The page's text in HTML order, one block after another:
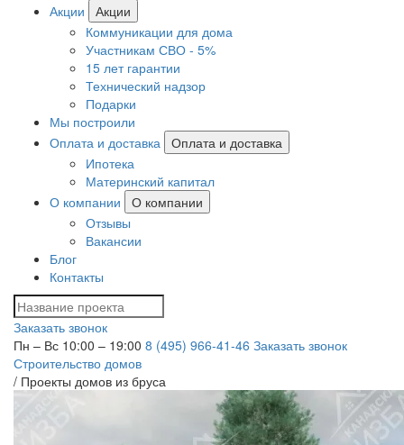
Акции
Акции
Коммуникации для дома
Участникам СВО - 5%
15 лет гарантии
Технический надзор
Подарки
Мы построили
Оплата и доставка
Оплата и доставка
Ипотека
Материнский капитал
О компании
О компании
Отзывы
Вакансии
Блог
Контакты
Заказать звонок
Пн – Вс 10:00 – 19:00 8 (495) 966-41-46 Заказать звонок
Строительство домов
/ Проекты домов из бруса